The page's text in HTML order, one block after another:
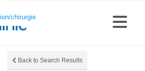
Back to Search Results
chirurgie